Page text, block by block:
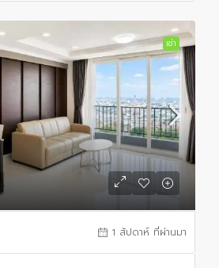
เช่า
1 สัปดาห์ ที่ผ่านมา